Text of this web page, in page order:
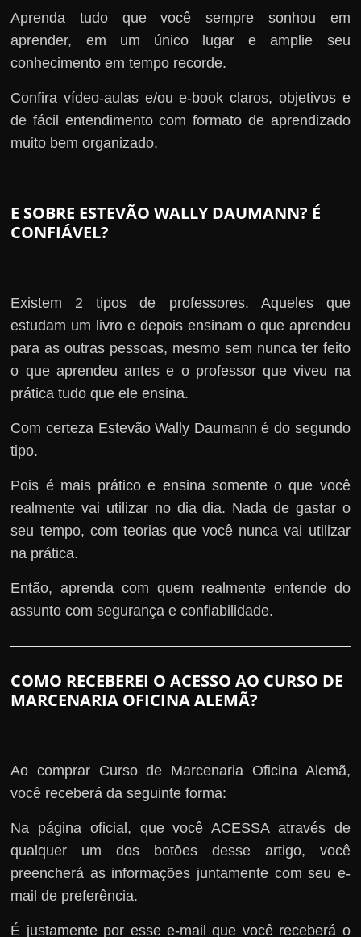
Aprenda tudo que você sempre sonhou em
aprender, em um único lugar e amplie seu
conhecimento em tempo recorde.
Confira vídeo-aulas e/ou e-book claros, objetivos e
de fácil entendimento com formato de aprendizado
muito bem organizado.
E SOBRE ESTEVÃO WALLY DAUMANN? É
CONFIÁVEL?
Existem 2 tipos de professores. Aqueles que
estudam um livro e depois ensinam o que aprendeu
para as outras pessoas, mesmo sem nunca ter feito
o que aprendeu antes e o professor que viveu na
prática tudo que ele ensina.
Com certeza Estevão Wally Daumann é do segundo
tipo.
Pois é mais prático e ensina somente o que você
realmente vai utilizar no dia dia. Nada de gastar o
seu tempo, com teorias que você nunca vai utilizar
na prática.
Então, aprenda com quem realmente entende do
assunto com segurança e confiabilidade.
COMO RECEBEREI O ACESSO AO CURSO DE
MARCENARIA OFICINA ALEMÃ?
Ao comprar Curso de Marcenaria Oficina Alemã,
você receberá da seguinte forma:
Na página oficial, que você ACESSA através de
qualquer um dos botões desse artigo, você
preencherá as informações juntamente com seu e-
mail de preferência.
É justamente por esse e-mail que você receberá o